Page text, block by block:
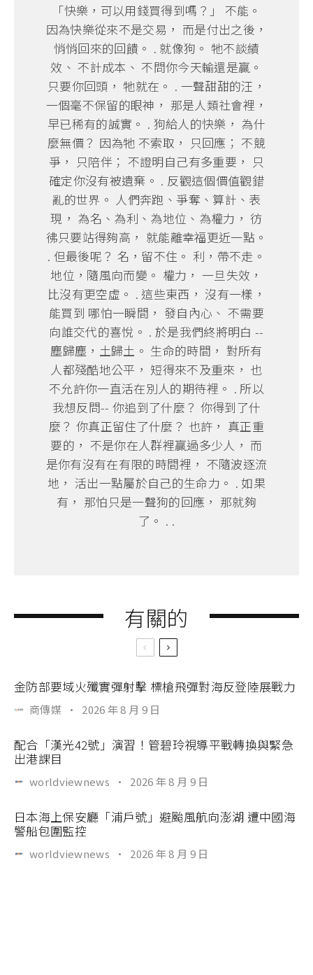
「快樂，可以用錢買得到嗎？」 不能。
因為快樂從來不是交易， 而是付出之後，
悄悄回來的回饋。 . 就像狗。 牠不談績
效、 不計成本、 不問你今天輸還是贏。
只要你回頭， 牠就在。 . 一聲甜甜的汪，
一個毫不保留的眼神， 那是人類社會裡，
早已稀有的誠實。 . 狗給人的快樂， 為什
麼無價？ 因為牠 不索取， 只回應； 不競
爭， 只陪伴； 不證明自己有多重要， 只
確定你沒有被遺棄。 . 反觀這個價值觀錯
亂的世界。 人們奔跑、爭奪、算計、表
現， 為名、為利、為地位、為權力， 彷
彿只要站得夠高， 就能離幸福更近一點。
. 但最後呢？ 名，留不住。 利，帶不走。
地位，隨風向而變。 權力， 一旦失效，
比沒有更空虛。 . 這些東西， 沒有一樣，
能買到 哪怕一瞬間， 發自內心、 不需要
向誰交代的喜悅。 . 於是我們終將明白 --
塵歸塵，土歸土。 生命的時間， 對所有
人都殘酷地公平， 短得來不及重來， 也
不允許你一直活在別人的期待裡。 . 所以
我想反問-- 你追到了什麼？ 你得到了什
麼？ 你真正留住了什麼？ 也許， 真正重
要的， 不是你在人群裡贏過多少人， 而
是你有沒有在有限的時間裡， 不隨波逐流
地， 活出一點屬於自己的生命力。 . 如果
有， 那怕只是一聲狗的回應， 那就夠
了。 . .
有關的
金防部要域火殲實彈射擊 標槍飛彈對海反登陸展戰力
商傳媒 · 2026 年 8 月 9 日
配合「漢光42號」演習！管碧玲視導平戰轉換與緊急
出港課目
worldviewnews · 2026 年 8 月 9 日
日本海上保安廳「浦戶號」避颱風航向澎湖 遭中國海
警船包圍監控
worldviewnews · 2026 年 8 月 9 日